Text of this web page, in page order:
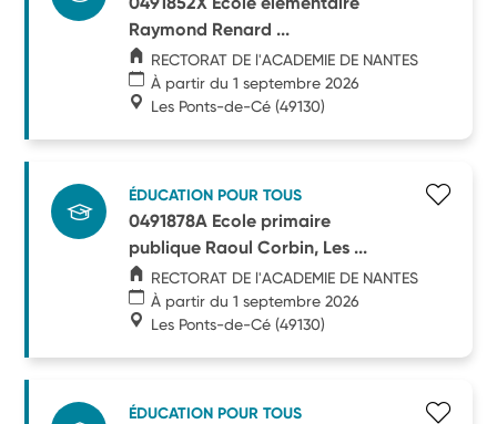
Raymond Renard ...
RECTORAT DE l'ACADEMIE DE NANTES
À partir du 1 septembre 2026
Les Ponts-de-Cé (49130)
ÉDUCATION POUR TOUS
0491878A Ecole primaire
publique Raoul Corbin, Les ...
RECTORAT DE l'ACADEMIE DE NANTES
À partir du 1 septembre 2026
Les Ponts-de-Cé (49130)
ÉDUCATION POUR TOUS